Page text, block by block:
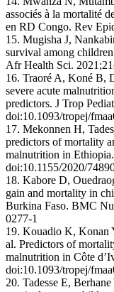
associés à la mortalité
en RD Congo. Rev
15. Mugisha J,
survival among
Afr Health Sci.
16. Traoré A, Koné B,
severe acute
predictors. J Trop
doi:10.1093/tropej/
17. Mekonnen H,
predictors of mortality
malnutrition in
doi:10.1155/2020/
18. Kabore D,
gain and mortality in
Burkina Faso. BMC
0277-1
19. Kouadio K, Konan
al. Predictors of
malnutrition in Côte
doi:10.1093/tropej/
20. Tadesse E,